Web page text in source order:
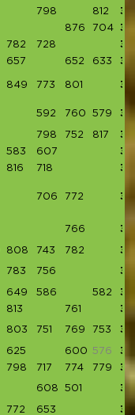
798 812
876 704
782 728
657 652 633
849 773 801
592 760 579
798 752 817
583 607
816 718
706 772
766
808 743 782
783 756
649 586 582
813 761
803 751 769 753
625 600 576
798 717 774 779
608 501
772 653